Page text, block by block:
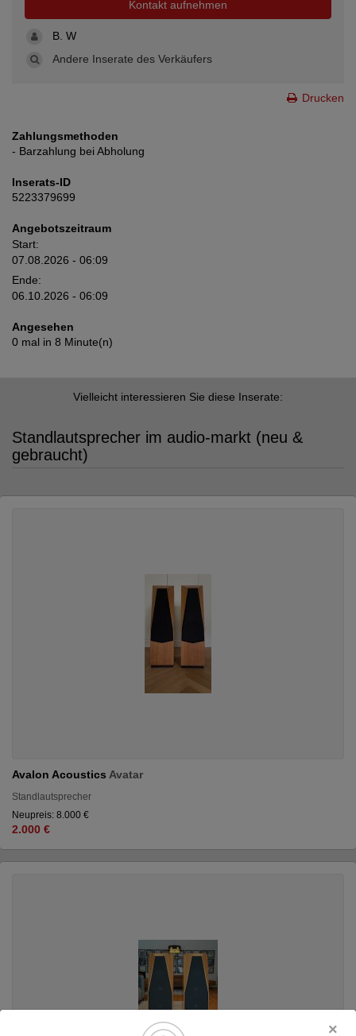
Kontakt aufnehmen
B. W
Andere Inserate des Verkäufers
Drucken
Zahlungsmethoden
- Barzahlung bei Abholung
Inserats-ID
5223379699
Angebotszeitraum
Start:
07.08.2026 - 06:09
Ende:
06.10.2026 - 06:09
Angesehen
0 mal in 8 Minute(n)
Vielleicht interessieren Sie diese Inserate:
Standlautsprecher im audio-markt (neu &
gebraucht)
Avalon Acoustics Avatar
Standlautsprecher
Neupreis: 8.000 €
2.000 €